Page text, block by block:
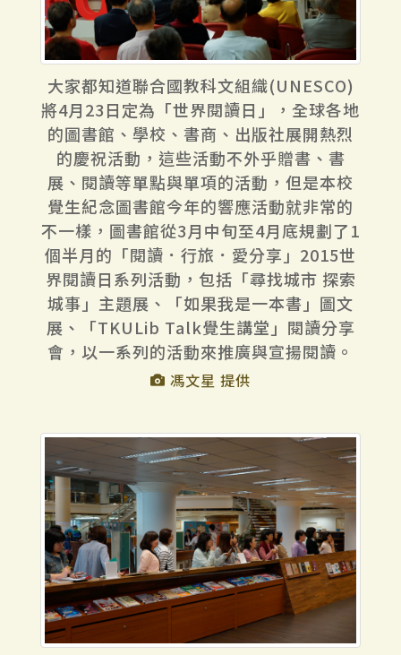
大家都知道聯合國教科文組織(UNESCO)
將4月23日定為「世界閱讀日」，全球各地
的圖書館、學校、書商、出版社展開熱烈
的慶祝活動，這些活動不外乎贈書、書
展、閱讀等單點與單項的活動，但是本校
覺生紀念圖書館今年的響應活動就非常的
不一樣，圖書館從3月中旬至4月底規劃了1
個半月的「閱讀．行旅．愛分享」2015世
界閱讀日系列活動，包括「尋找城市 探索
城事」主題展、「如果我是一本書」圖文
展、「TKULib Talk覺生講堂」閱讀分享
會，以一系列的活動來推廣與宣揚閱讀。
馮文星 提供